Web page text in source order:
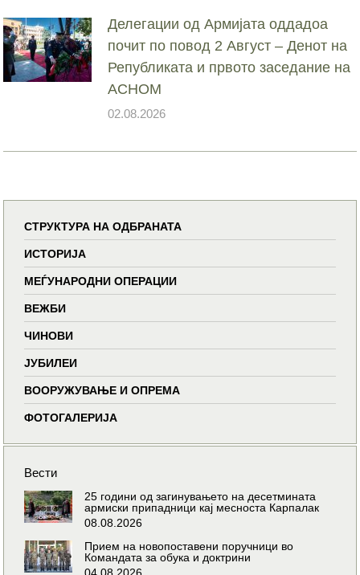
Делегации од Армијата оддадоа
почит по повод 2 Август – Денот на
Републиката и првото заседание на
АСНОМ
02.08.2026
СТРУКТУРА НА ОДБРАНАТА
ИСТОРИЈА
МЕЃУНАРОДНИ ОПЕРАЦИИ
ВЕЖБИ
ЧИНОВИ
ЈУБИЛЕИ
ВООРУЖУВАЊЕ И ОПРЕМА
ФОТОГАЛЕРИЈА
Вести
25 години од загинувањето на десетмината
армиски припадници кај месноста Карпалак
08.08.2026
Прием на новопоставени поручници во
Командата за обука и доктрини
04.08.2026